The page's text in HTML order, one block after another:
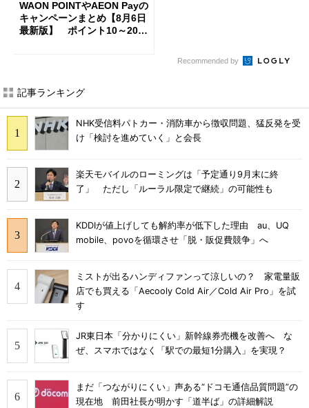
WAON POINTやAEON Payの
キャンペーンまとめ【8月6日
最新版】 ポイント10～20倍
Recommended by
記事ランキング
NHK受信料パトカー・消防車から徴収問題、猛反発を受
け「検討を進めていく」と会長
楽天モバイルのローミングは「予定通り9月末に終
了」 ただし「ルーラル限定で継続」の可能性も
KDDIが値上げしても解約率が低下した理由 au、UQ
mobile、povoを循環させ「脱・販促費競争」へ
ミストが出るハンディファンって涼しいの？ 家電量販
店でも買える「Aecooly Cold Air／Cold Air Pro」を試
す
JR東日本「分かりにくい」新幹線券売機を改善へ な
ぜ、スマホではなく「駅での最短1分購入」を実現？
まだ「つながりにくい」声ある“ドコモ通信品質問題”の
現在地 前田社長が明かす「道半ば」の詳細解説